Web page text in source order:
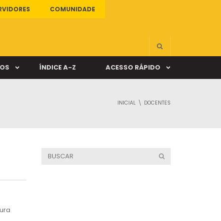
COMUNIDADE
ÍNDICE A-Z ACESSO RÁPIDO
INICIAL DOCENTES